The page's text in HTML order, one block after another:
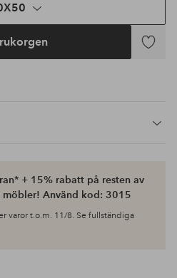
Lägg
+ 15% rabatt på resten av
Använd kod: 3015
varor t.o.m. 11/8. Se fullständiga